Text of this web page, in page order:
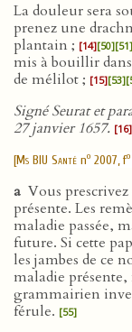
La douleur sera
prenez une
plantain ; [14][50][51]
mis à bouillir
de mélilot ; [15][53]
Signé Seurat et
27 janvier 1657. [16]
[Ms BIU Santé no 2007, fo
a Vous
présente. Les
maladie passée,
future. Si cette
les jambes de ce
maladie
grammairien
férule. [55]